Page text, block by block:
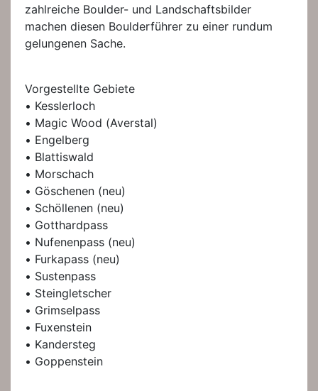
zahlreiche Boulder- und Landschaftsbilder
machen diesen Boulderführer zu einer rundum
gelungenen Sache.
Vorgestellte Gebiete
• Kesslerloch
• Magic Wood (Averstal)
• Engelberg
• Blattiswald
• Morschach
• Göschenen (neu)
• Schöllenen (neu)
• Gotthardpass
• Nufenenpass (neu)
• Furkapass (neu)
• Sustenpass
• Steingletscher
• Grimselpass
• Fuxenstein
• Kandersteg
• Goppenstein